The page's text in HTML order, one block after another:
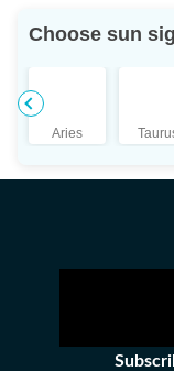
নিউজ বাংলায় কপি এডিটর
শিক্ষাগত যোগ্যতা:
বিশ্ববিদ্যালয়,
স্নাতকোত্তর (এম.এ.) ডিগ্রি অর্জন
নেশা। ছুটির দুপুরগুলো
Choose sun
Aries